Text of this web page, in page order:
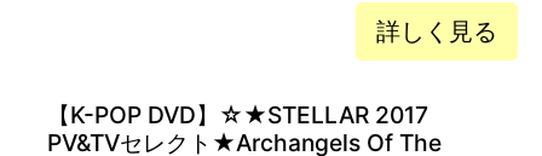
詳しく見る
【K-POP DVD】☆★STELLAR 2017
PV&TVセレクト★Archangels Of The